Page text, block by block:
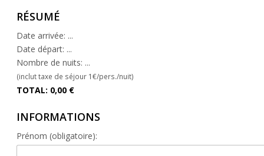
RÉSUMÉ
Date arrivée: ...
Date départ: ...
Nombre de nuits: ...
(inclut taxe de séjour 1€/pers./nuit)
TOTAL: 0,00 €
INFORMATIONS
Prénom (obligatoire):